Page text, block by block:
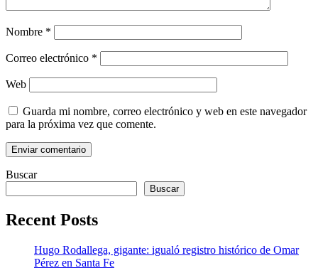
Nombre *
Correo electrónico *
Web
Guarda mi nombre, correo electrónico y web en este navegador
para la próxima vez que comente.
Buscar
Buscar
Recent Posts
Hugo Rodallega, gigante: igualó registro histórico de Omar
Pérez en Santa Fe